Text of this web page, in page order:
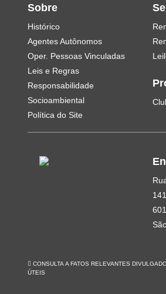
Sobre
Histórico
Agentes Autônomos
Oper. Pessoas Vinculadas
Leis e Regras
Responsabilidade
Socioambiental
Política do Site
CONSULTA A FATOS RELEVANTES
ÚTEIS